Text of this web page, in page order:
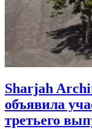
Sharjah
объявила
третьего